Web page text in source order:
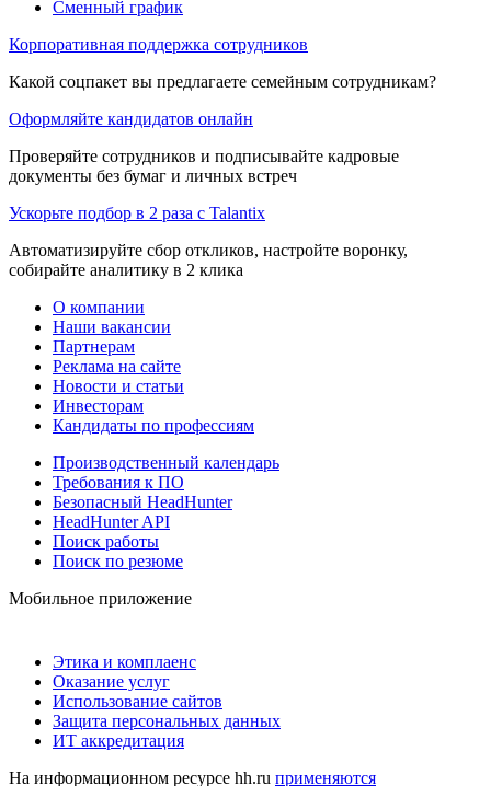
Сменный график
Корпоративная поддержка сотрудников
Какой соцпакет вы предлагаете семейным сотрудникам?
Оформляйте кандидатов онлайн
Проверяйте сотрудников и подписывайте кадровые
документы без бумаг и личных встреч
Ускорьте подбор в 2 раза с Talantix
Автоматизируйте сбор откликов, настройте воронку,
собирайте аналитику в 2 клика
О компании
Наши вакансии
Партнерам
Реклама на сайте
Новости и статьи
Инвесторам
Кандидаты по профессиям
Производственный календарь
Требования к ПО
Безопасный HeadHunter
HeadHunter API
Поиск работы
Поиск по резюме
Мобильное приложение
Этика и комплаенс
Оказание услуг
Использование сайтов
Защита персональных данных
ИТ аккредитация
На информационном ресурсе hh.ru применяются